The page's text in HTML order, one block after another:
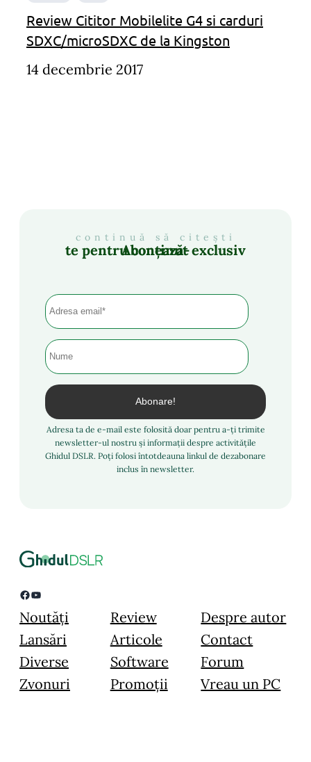
Review Cititor Mobilelite G4 si carduri
SDXC/microSDXC de la Kingston
14 decembrie 2017
continuă să citești
Abonează-te pentru conținut exclusiv
Adresa ta de e-mail este folosită doar pentru a-ți trimite
newsletter-ul nostru și informații despre activitățile
Ghidul DSLR. Poți folosi întotdeauna linkul de dezabonare
inclus în newsletter.
Facebook YouTube
Noutăți
Lansări
Diverse
Zvonuri
Review
Articole
Software
Promoții
Despre autor
Contact
Forum
Vreau un PC